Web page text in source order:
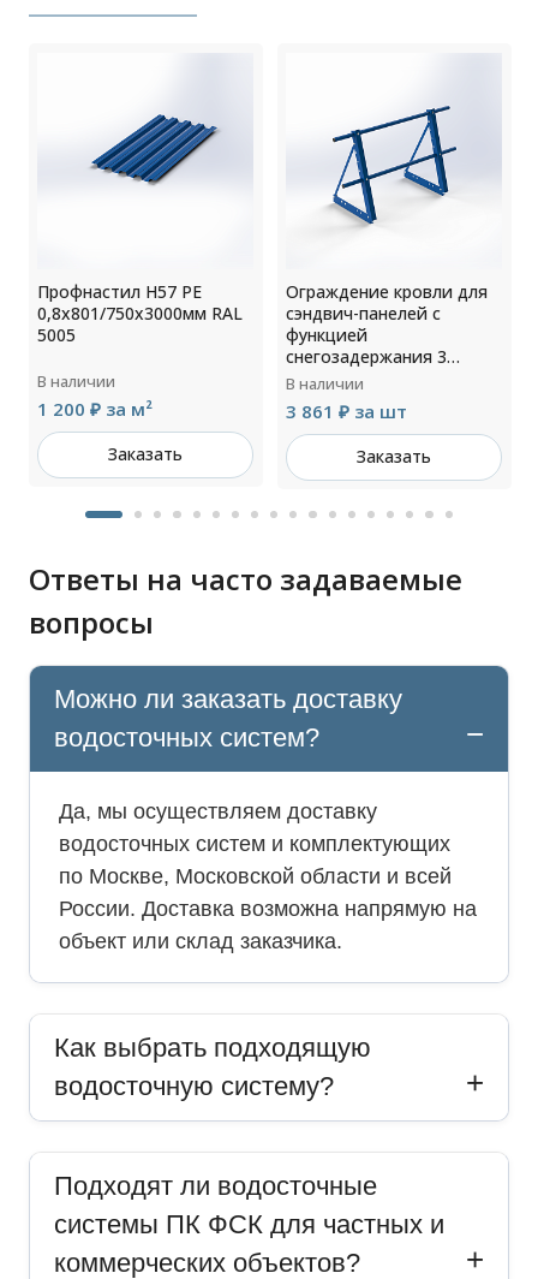
Профнастил Н57 РЕ
0,8х801/750х3000мм RAL
5005
В наличии
1 200 ₽ за м²
Заказать
Ограждение кровли для
сэндвич-панелей с
функцией
снегозадержания 3
опоры H=900мм
L=3000мм RAL 5005
В наличии
3 861 ₽ за шт
Заказать
Ответы на часто задаваемые
вопросы
Можно ли заказать доставку
водосточных систем?
Да, мы осуществляем доставку
водосточных систем и комплектующих
по Москве, Московской области и всей
России. Доставка возможна напрямую на
объект или склад заказчика.
Как выбрать подходящую
водосточную систему?
Подходят ли водосточные
системы ПК ФСК для частных и
коммерческих объектов?